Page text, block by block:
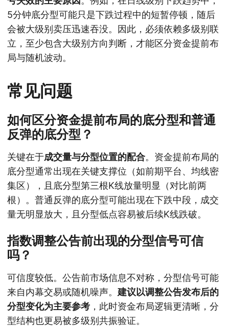
5分钟底分型可能只是下跌过程中的短暂停顿，随后
会被大级别卖压迅速吞没。因此，必须依赖多级别联
立，至少包含大级别方向判断，才能区分资金提前布
局与随机波动。
常见问题
如何区分资金提前布局的底分型和普通
反弹的底分型？
关键在于成交量与分型位置的配合。资金提前布局的
底分型通常出现在关键支撑位（如前期平台、均线密
集区），且底分型第三根K线放量明显（对比前两
根）。普通反弹的底分型可能出现在下跌中段，成交
量无明显放大，且分型低点容易被后续K线跌破。
指数调整公告前出现的分型信号可信
吗？
可信度较低。公告前市场信息不对称，分型信号可能
来自内幕交易或随机噪声。 建议以调整公告发布后的
分型变化为主要参考 ，此时资金布局逻辑更清晰，分
型结构也更易被多级别共振验证。